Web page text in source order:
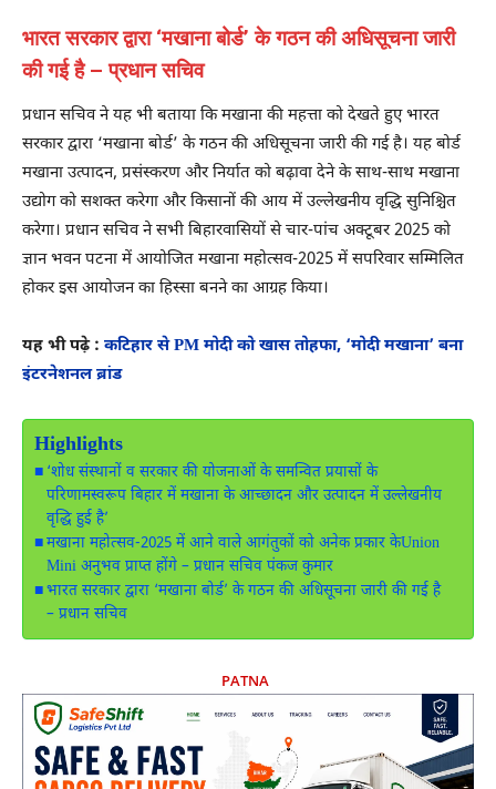
भारत सरकार द्वारा ‘मखाना बोर्ड’ के गठन की अधिसूचना जारी
की गई है – प्रधान सचिव
प्रधान सचिव ने यह भी बताया कि मखाना की महत्ता को देखते हुए भारत
सरकार द्वारा ‘मखाना बोर्ड’ के गठन की अधिसूचना जारी की गई है। यह बोर्ड
मखाना उत्पादन, प्रसंस्करण और निर्यात को बढ़ावा देने के साथ-साथ मखाना
उद्योग को सशक्त करेगा और किसानों की आय में उल्लेखनीय वृद्धि सुनिश्चित
करेगा। प्रधान सचिव ने सभी बिहारवासियों से चार-पांच अक्टूबर 2025 को
ज्ञान भवन पटना में आयोजित मखाना महोत्सव-2025 में सपरिवार सम्मिलित
होकर इस आयोजन का हिस्सा बनने का आग्रह किया।
यह भी पढ़े : कटिहार से PM मोदी को खास तोहफा, ‘मोदी मखाना’ बना
इंटरनेशनल ब्रांड
Highlights
‘शोध संस्थानों व सरकार की योजनाओं के समन्वित प्रयासों के
परिणामस्वरूप बिहार में मखाना के आच्छादन और उत्पादन में उल्लेखनीय
वृद्धि हुई है’
मखाना महोत्सव-2025 में आने वाले आगंतुकों को अनेक प्रकार केUnion
Mini अनुभव प्राप्त होंगे – प्रधान सचिव पंकज कुमार
भारत सरकार द्वारा ‘मखाना बोर्ड’ के गठन की अधिसूचना जारी की गई है
– प्रधान सचिव
PATNA